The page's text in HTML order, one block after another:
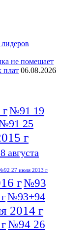
не помешает
плат 06.08.2026
№91 19
25
г
августа
27 июля 2013 г
г№93
№93+94
2014 г
№94 26